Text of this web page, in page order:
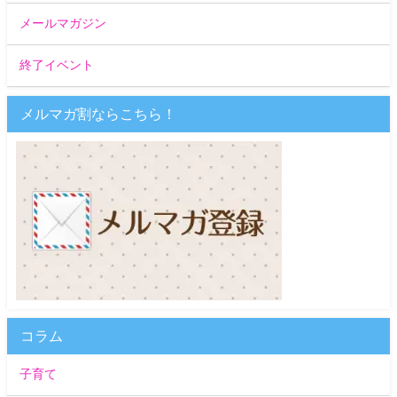
メールマガジン
終了イベント
メルマガ割ならこちら！
コラム
子育て